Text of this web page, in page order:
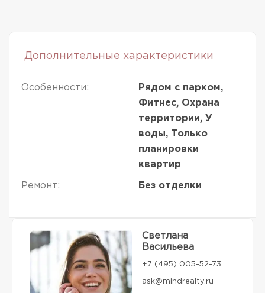
Дополнительные характеристики
Особенности:
Рядом с парком,
Фитнес, Охрана
территории, У
воды, Только
планировки
квартир
Ремонт: Без отделки
Светлана
Васильева
+7 (495) 005-52-73
ask@mindrealty.ru